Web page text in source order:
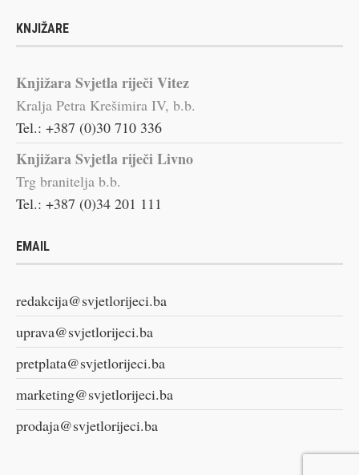
KNJIŽARE
Knjižara Svjetla riječi Vitez
Kralja Petra Krešimira IV, b.b.
Tel.: +387 (0)30 710 336
Knjižara Svjetla riječi Livno
Trg branitelja b.b.
Tel.: +387 (0)34 201 111
EMAIL
redakcija@svjetlorijeci.ba
uprava@svjetlorijeci.ba
pretplata@svjetlorijeci.ba
marketing@svjetlorijeci.ba
prodaja@svjetlorijeci.ba